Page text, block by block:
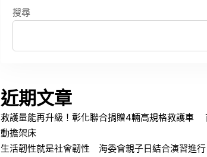
搜尋
近期文章
救護量能再升級！彰化聯合捐贈4輛高規格救護車
動擔架床
生活韌性就是社會韌性 海委會親子日結合演習進行